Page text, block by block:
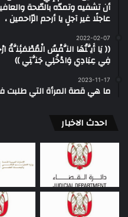
أن تشفيه وتمدّه بالصّحة
عاجلًا غير آجلٍ يا أرحم الرّاحمين ،
2022-02-07
(( يَا أَيَّتُهَا النَّفْسُ الْمُطْمَئِنَّةُ
فِي عِبَادِي وَادْخُلِي جَنَّتِي ))
2023-11-17
ما هي قصة المرأة التي طلبت
احدث الاخبار